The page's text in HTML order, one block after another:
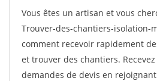
Vous êtes un artisan et vous
Trouver-des-chantiers-isolation-
comment recevoir rapidement
et trouver des chantiers.
demandes de devis en